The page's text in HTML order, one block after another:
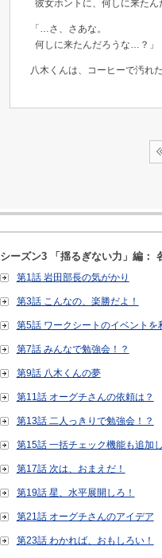
彼女ホントに、何しに来たん
「…さ、さあな。
何しに来たんだろうな…？」
八木くんは、コーヒーで汚れ
シーズン3 「揺るぎない力」編：
第1話 岩田部長の気がかり
第3話 こんなの、楽勝だよ！
第5話 ワークシートのイベントを
第7話 みんなで勉強会！？
第9話 八木くんの夢
第11話 オーグチさんの依頼は？
第13話 二人っきりで勉強会！？
第15話 一括チェック機能も追加
第17話 次は、おまえだ！
第19話 星、水平展開しろ！
第21話 オーグチさんのアイデア
第23話 わかれば、おもしろい！